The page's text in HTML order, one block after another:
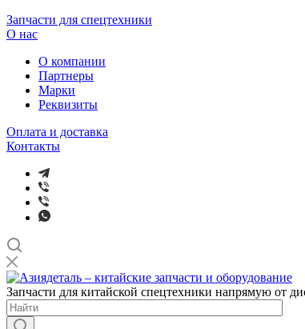
Запчасти для спецтехники
О нас
О компании
Партнеры
Марки
Реквизиты
Оплата и доставка
Контакты
Запчасти для китайской спецтехники напрямую от